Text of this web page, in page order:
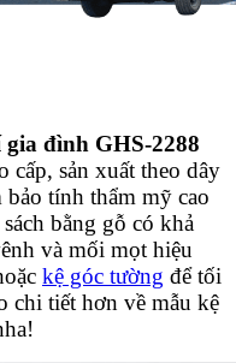
đình GHS-2288
cấp, sản xuất theo dây
tính thẩm mỹ cao
bằng gỗ có khả
và mối mọt hiệu
kệ góc tường để tối
chi tiết hơn về mẫu kệ